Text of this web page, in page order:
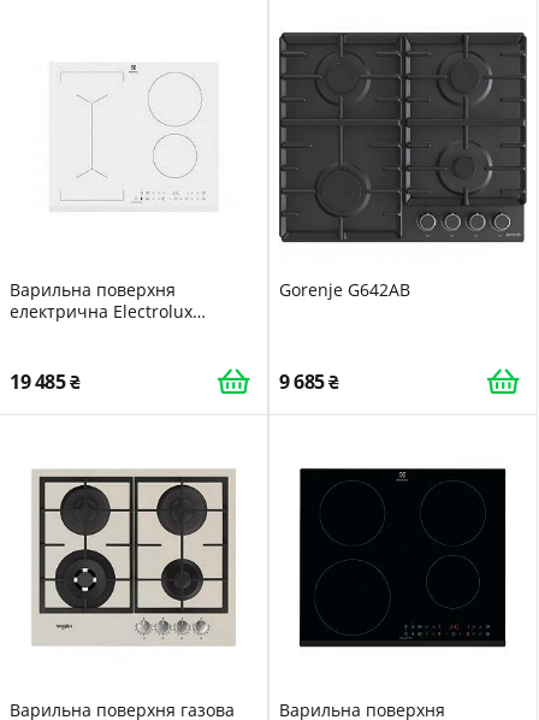
Варильна поверхня
електрична Electrolux
19 485
Gorenje G642AB
9 685
Варильна поверхня газова Варильна поверхня